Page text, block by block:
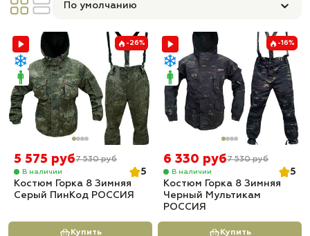
По умолчанию
-26%
5 575 руб7 530 руб
В наличии
5
Костюм Горка 8 Зимняя
Серый ПинКод РОССИЯ
Купить
-16%
6 330 руб7 530 руб
В наличии
5
Костюм Горка 8 Зимняя
Черный Мультикам
РОССИЯ
Купить